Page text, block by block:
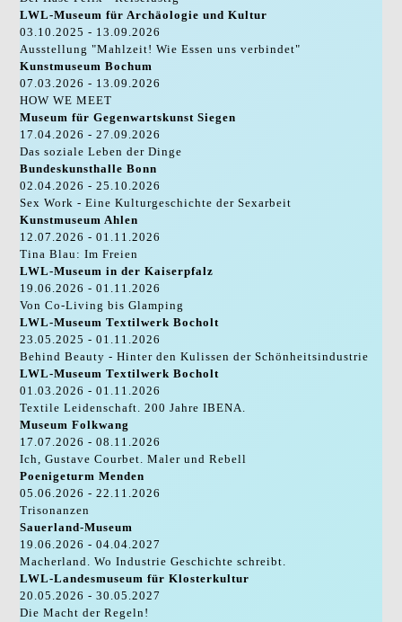
LWL-Museum für Archäologie und Kultur
03.10.2025 - 13.09.2026
Ausstellung "Mahlzeit! Wie Essen uns verbindet"
Kunstmuseum Bochum
07.03.2026 - 13.09.2026
HOW WE MEET
Museum für Gegenwartskunst Siegen
17.04.2026 - 27.09.2026
Das soziale Leben der Dinge
Bundeskunsthalle Bonn
02.04.2026 - 25.10.2026
Sex Work - Eine Kulturgeschichte der Sexarbeit
Kunstmuseum Ahlen
12.07.2026 - 01.11.2026
Tina Blau: Im Freien
LWL-Museum in der Kaiserpfalz
19.06.2026 - 01.11.2026
Von Co-Living bis Glamping
LWL-Museum Textilwerk Bocholt
23.05.2025 - 01.11.2026
Behind Beauty - Hinter den Kulissen der Schönheitsindustrie
LWL-Museum Textilwerk Bocholt
01.03.2026 - 01.11.2026
Textile Leidenschaft. 200 Jahre IBENA.
Museum Folkwang
17.07.2026 - 08.11.2026
Ich, Gustave Courbet. Maler und Rebell
Poenigeturm Menden
05.06.2026 - 22.11.2026
Trisonanzen
Sauerland-Museum
19.06.2026 - 04.04.2027
Macherland. Wo Industrie Geschichte schreibt.
LWL-Landesmuseum für Klosterkultur
20.05.2026 - 30.05.2027
Die Macht der Regeln!